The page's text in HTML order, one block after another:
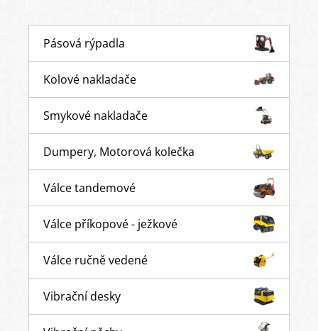
Pásová rýpadla
Kolové nakladače
Smykové nakladače
Dumpery, Motorová kolečka
Válce tandemové
Válce příkopové - ježkové
Válce ručně vedené
Vibrační desky